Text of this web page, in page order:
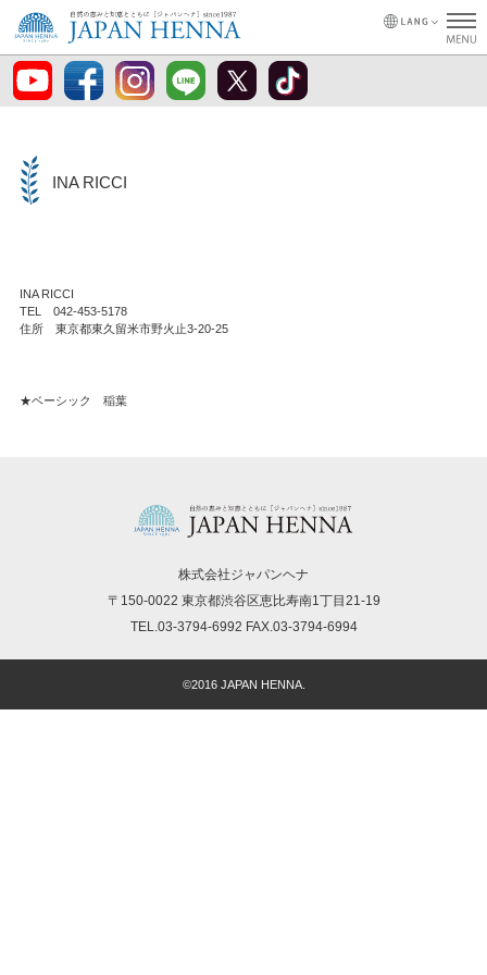
INA RICCI
INA RICCI
TEL 042-453-5178
住所 東京都東久留米市野火止3-20-25
★ベーシック 稲葉
株式会社ジャパンヘナ
〒150-0022 東京都渋谷区恵比寿南1丁目21-19
TEL.03-3794-6992 FAX.03-3794-6994
©2016 JAPAN HENNA.